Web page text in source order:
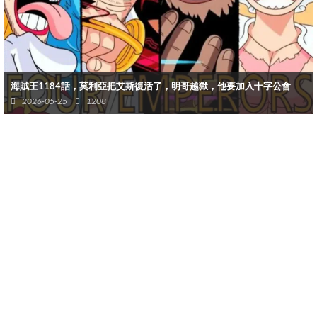
海賊王1184話，莫利亞把艾斯復活了，明哥越獄，他要加入十字公會
2026-05-25 1208